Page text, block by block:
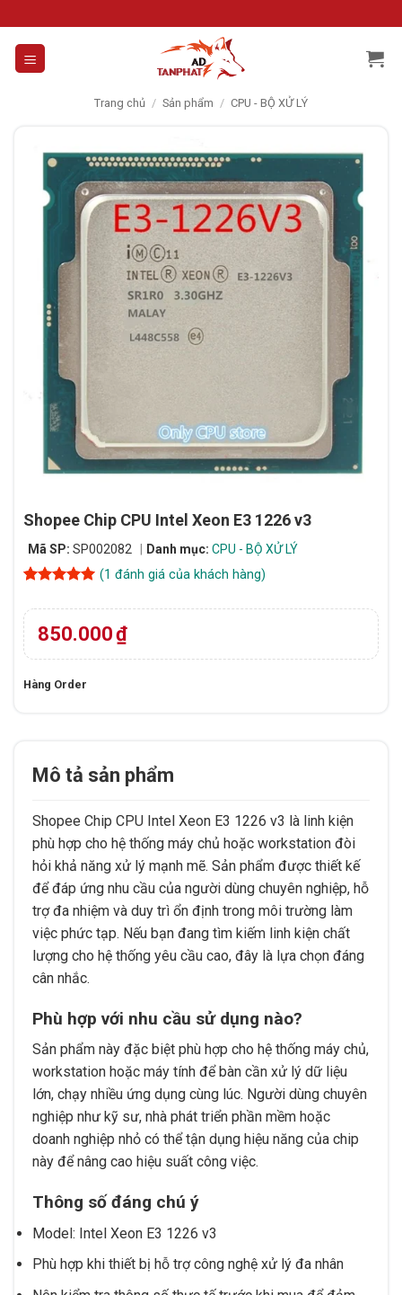
to
content
Trang chủ / Sản phẩm / CPU - BỘ XỬ LÝ
Shopee Chip CPU Intel Xeon E3 1226 v3
Mã SP: SP002082 Danh mục: CPU - BỘ XỬ LÝ
dựa trên
đánh giá
(1 đánh giá của khách hàng)
850.000₫
Hàng Order
Mô tả sản phẩm
Shopee Chip CPU Intel Xeon E3 1226 v3 là linh kiện
phù hợp cho hệ thống máy chủ hoặc workstation đòi
hỏi khả năng xử lý mạnh mẽ. Sản phẩm được thiết kế
để đáp ứng nhu cầu của người dùng chuyên nghiệp, hỗ
trợ đa nhiệm và duy trì ổn định trong môi trường làm
việc phức tạp. Nếu bạn đang tìm kiếm linh kiện chất
lượng cho hệ thống yêu cầu cao, đây là lựa chọn đáng
cân nhắc.
Phù hợp với nhu cầu sử dụng nào?
Sản phẩm này đặc biệt phù hợp cho hệ thống máy chủ,
workstation hoặc máy tính để bàn cần xử lý dữ liệu
lớn, chạy nhiều ứng dụng cùng lúc. Người dùng chuyên
nghiệp như kỹ sư, nhà phát triển phần mềm hoặc
doanh nghiệp nhỏ có thể tận dụng hiệu năng của chip
này để nâng cao hiệu suất công việc.
Thông số đáng chú ý
Model: Intel Xeon E3 1226 v3
Phù hợp khi thiết bị hỗ trợ công nghệ xử lý đa nhân